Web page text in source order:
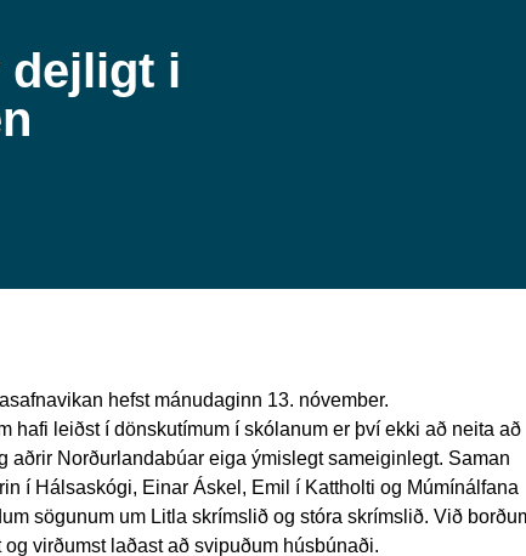
dejligt i
hefst mánudaginn 13. nóvember.
hafi leiðst í dönskutímum í skólanum er því ekki að neita að
aðrir Norðurlandabúar eiga ýmislegt sameiginlegt. Saman
í Hálsaskógi, Einar Áskel, Emil í Kattholti og Múmínálfana
sögunum um Litla skrímslið og stóra skrímslið. Við
og virðumst laðast að svipuðum húsbúnaði.